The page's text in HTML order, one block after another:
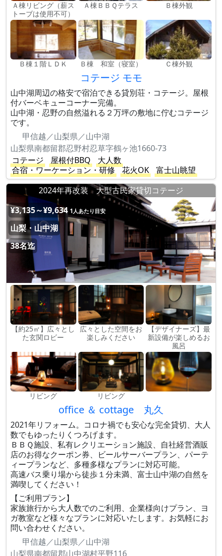
Ａ棟リビング（薪ス
トーブは使用不可）
Ａ棟ＢＢＱテラス Ｂ棟外観
Ｂ棟１階ＬＤＫ Ｂ棟 和室（寝室） Ｃ棟外観
コテージ モモ
山中湖周辺の格安で宿泊できる貸別荘・コテージ。屋根
付バーベキューコーナー完備。
山中湖・忍野の自然溢れる２万坪の敷地に佇むコテージ
です。
甲信越／山梨県／山中湖
山梨県南都留郡忍野村忍草字鶴ヶ池1660-73
コテージ
屋根付BBQ
大人数
合宿・ワーケーション・研修
花火OK
富士山眺望
2024年再改装 大型古民家貸切コテージ
¥3,135～¥9,634 1人あたり目安
山梨・山中湖
38名迄
【約25㎡】広々とし
た玄関ロビー
広々とした空間をお
楽しみください
【デザイナーズ】最
新設備が楽しめるお
風呂
リビング リビング
office ＆ cottage 丸久
2021年リフォーム。コロナ禍でも安心な完全貸切、大人
数でもゆったりくつろげます。
ＢＢＱ施設、私有レクリエーション施設、自社経営酒販
店のお得なクーポン券、ビールサーバープラン、パーテ
ィープランなど、多種多様なプランに対応可能。
高速バス乗り場から徒歩１分未満、富士山中湖の自然を
満喫してください！
【ご利用プラン】
家族旅行から大人数でのご利用、企業様向けプラン、ヨ
ガ教室など様々なプランに対応いたします。お気軽にお
問い合わせください。
甲信越／山梨県／山中湖
山梨県南都留郡山中湖村平野116